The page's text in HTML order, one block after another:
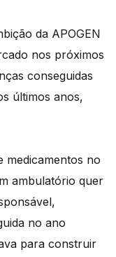
da APOGEN
nos próximos
conseguidas
últimos anos,
medicamentos no
ambulatório quer
no ano
para construir